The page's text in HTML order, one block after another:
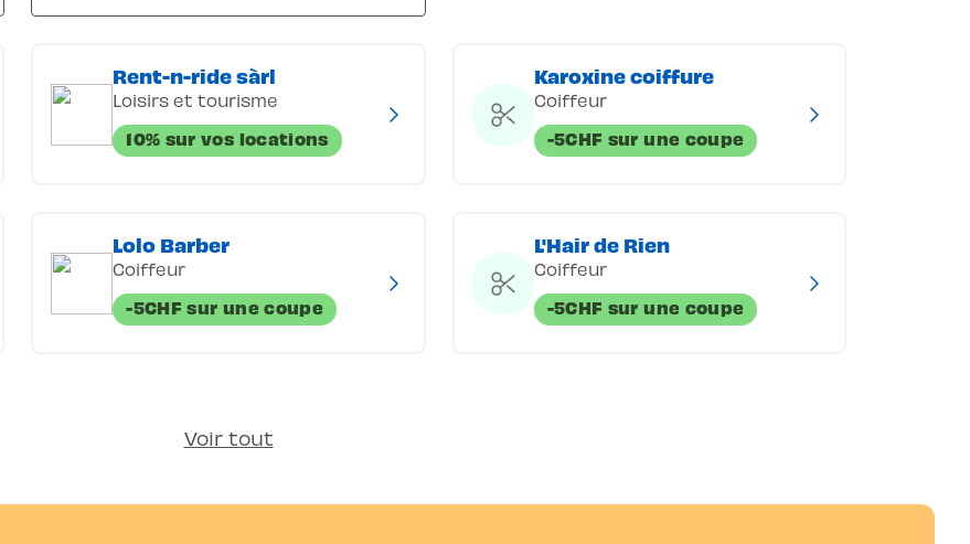
Rent-n-ride sàrl
Loisirs et tourisme
10% sur vos locations
Karoxine coiffure
Coiffeur
-5CHF sur une coupe
Lolo Barber
Coiffeur
-5CHF sur une coupe
L'Hair de Rien
Coiffeur
-5CHF sur une coupe
Voir tout